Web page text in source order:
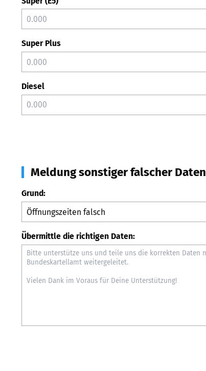
Super Plus
Diesel
Meldung sonstiger falscher Daten
Grund:
Übermittle die richtigen Daten: